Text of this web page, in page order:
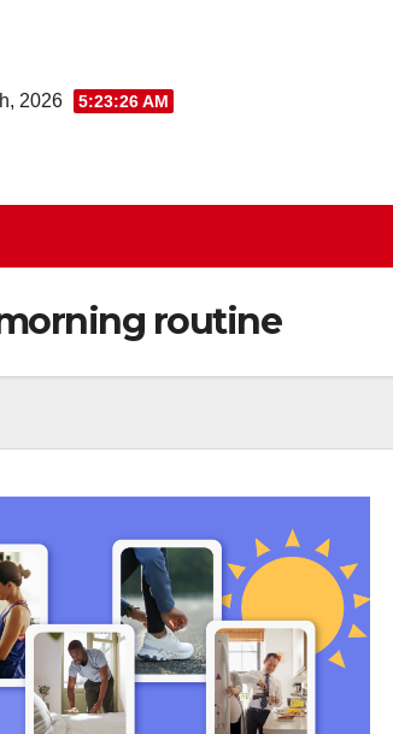
2026 5:23:27 AM
routine